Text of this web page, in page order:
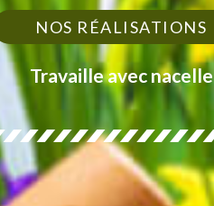
NOS RÉALISATIONS
Travaille avec nacelle